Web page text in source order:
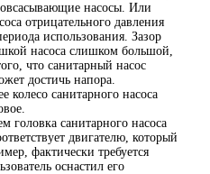
насосы. Или
отрицательного давления
использования. Зазор
насоса слишком большой,
что санитарный насос
достичь напора.
колесо санитарного насоса
головка санитарного насоса
двигателю, который
фактически требуется
оснастил его